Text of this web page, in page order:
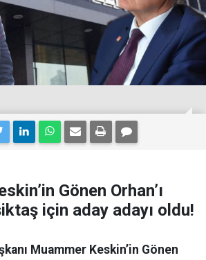
Gönen Orhan’ı
için aday adayı oldu!
Muammer Keskin’in Gönen